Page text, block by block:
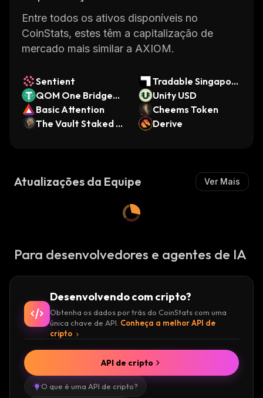
Entre todos os ativos disponíveis no
CoinStats, estes têm a capitalização de
mercado mais similar a AXIOM.
Sentient
Tradable Singapore
Fintech SSL
QOM One Bridged
USDT (QL1)
Unity USD
Basic Attention
Cheems Token
The Vault Staked S
Derive
Atualizações da Equipe Ver Mais
Para desenvolvedores e agentes de IA
Desenvolvendo com cripto?
Obtenha os dados por trás do CoinStats com uma
única chave de API. Conheça a melhor API de
cripto
O que é uma API de cripto?
API de cripto